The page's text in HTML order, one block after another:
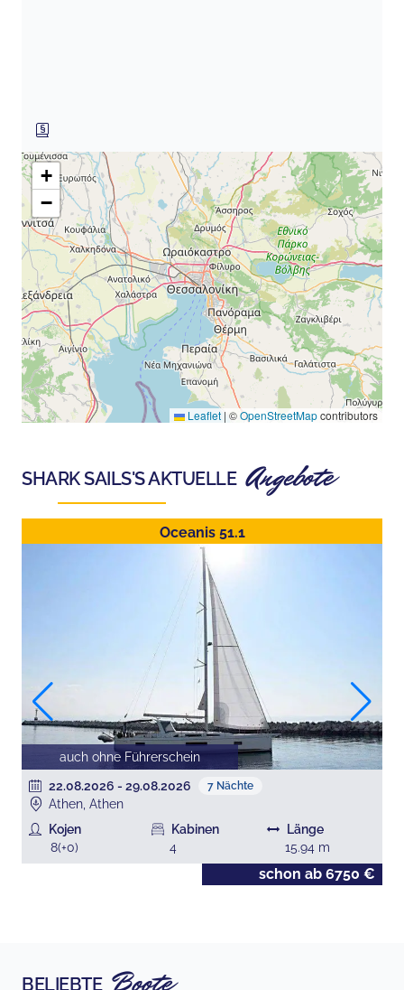
+
−
Leaflet | ©OpenStreetMapcontributors
SHARK SAILS'S AKTUELLE Angebote
Oceanis 51.1
auch ohne Führerschein
22.08.2026 - 29.08.2026 7 Nächte
Athen, Athen
Kojen
8(+0)
Kabinen
4
Länge
15.94 m
schon ab 6750 €
BELIEBTE